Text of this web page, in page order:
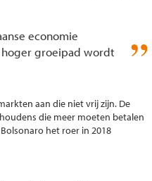
economie
groeipad wordt
aan die niet vrij zijn. De
die meer moeten betalen
het roer in 2018